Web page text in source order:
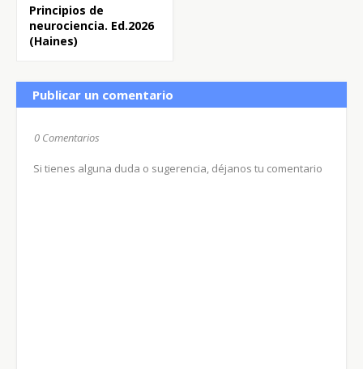
Principios de
neurociencia. Ed.2026
(Haines)
Publicar un comentario
0 Comentarios
Si tienes alguna duda o sugerencia, déjanos tu comentario